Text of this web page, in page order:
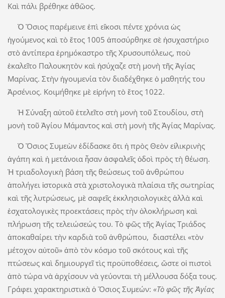
Καὶ πάλι βρέθηκε ἀθῶος.
Ὁ Ὅσιος παρέμεινε ἐπὶ εἴκοσι πέντε χρόνια ὡς
ἡγούμενος καὶ τὸ ἔτος 1005 ἀποσύρθηκε σὲ ἡσυχαστήριο
στὸ ἀντίπερα ἐρημόκαστρο τῆς Χρυσουπόλεως, ποὺ
ἐκαλεῖτο Παλουκητὸν καὶ ἡσύχαζε στὴ μονὴ τῆς Ἁγίας
Μαρίνας. Στὴν ἡγουμενία τὸν διαδέχθηκε ὁ μαθητής του
Ἀρσένιος. Κοιμήθηκε μὲ εἰρήνη τὸ ἔτος 1022.
Ἡ Σύναξη αὐτοῦ ἐτελεῖτο στὴ μονὴ τοῦ Στουδίου, στὴ
μονὴ τοῦ Ἁγίου Μάμαντος καὶ στὴ μονὴ τῆς Ἁγίας Μαρίνας.
Ὁ Ὅσιος Συμεὼν ἐδίδασκε ὅτι ἡ πρὸς Θεὸν εἰλικρινὴς
ἀγάπη καὶ ἡ μετάνοια ἦσαν ἀσφαλεῖς ὁδοὶ πρὸς τὴ θέωση.
Ἡ τριαδολογικὴ βάση τῆς θεώσεως τοῦ ἀνθρώπου
ἀπολήγει ἱστορικὰ στὰ χριστολογικὰ πλαίσια τῆς σωτηρίας
καὶ τῆς λυτρώσεως, μὲ σαφεῖς ἐκκλησιολογικὲς ἀλλὰ καὶ
ἐσχατολογικὲς προεκτάσεις πρὸς τὴν ὁλοκλήρωση καὶ
πλήρωση τῆς τελειώσεώς του. Τὸ φῶς τῆς Ἁγίας Τριάδος
ἀποκαθαίρει τὴν καρδιὰ τοῦ ἀνθρώπου, διαστέλει «τὸν
μέτοχον αὐτοῦ» ἀπὸ τὸν κόσμο τοῦ σκότους καὶ τῆς
πτώσεως καὶ δημιουργεῖ τὶς προϋποθέσεις, ὥστε οἱ πιστοὶ
ἀπὸ τώρα νὰ ἀρχίσουν νὰ γεύονται τὴ μέλλουσα δόξα τους.
Γράφει χαρακτηριστικὰ ὁ Ὅσιος Συμεών: «Τὸ φῶς τῆς Ἁγίας